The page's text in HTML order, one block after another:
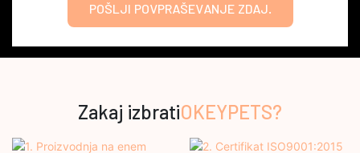
POŠLJI POVPRAŠEVANJE ZDAJ.
Zakaj izbratiOKEYPETS?